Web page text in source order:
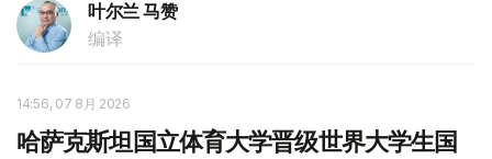
叶尔兰 马赞
编译
14:56, 07 8月 2026
哈萨克斯坦国立体育大学晋级世界大学生国